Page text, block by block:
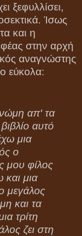
ξεφυλλίσει,
Ίσως
και η
στην αρχή
αναγνώστης
εύκολα:
απ' τα
αυτό
μια
ο
μου φίλος
μια
μεγάλος
και τα
τρίτη
ζει στη